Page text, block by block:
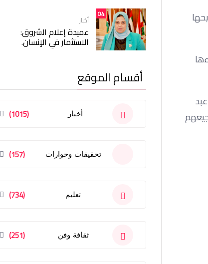
04
أخبار
عميدة إعلام الشروق:
الاستثمار في الإنسان.
أقسام الموقع
أخبار (1015)
تحقيقات وحوارات (157)
تعليم (734)
ثقافة وفن (251)